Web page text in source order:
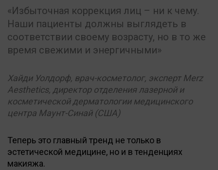
Избыточная коррекция лиц – ни к чему.
Наши пациенты должны выглядеть в
соответствии своему возрасту, но в то же
время свежими и энергичными
Хайди Уолдорф, врач-косметолог, эксперт Merz
Aesthetics, директор отделения лазерной и
косметической дерматологии медицинского
центра Маунт-Синай (США)
Теперь это главный тренд не только в
эстетической медицине, но и в тенденциях
макияжа.